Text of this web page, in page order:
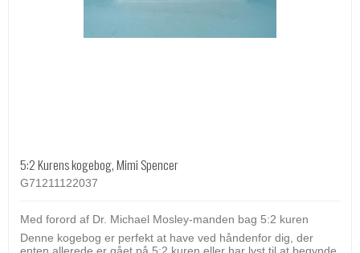
5:2 Kurens kogebog, Mimi Spencer
G71211122037
Med forord af Dr. Michael Mosley-manden bag 5:2 kuren
Denne kogebog er perfekt at have ved håndenfor dig, der
enten allerede er gået på 5:2 kuren eller har lyst til at begynde